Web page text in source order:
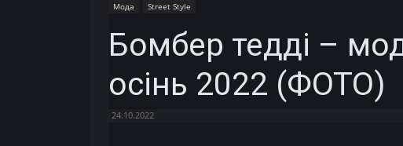
Мода Street Style
Бомбер тедді –
осінь 2022 (ФОТО)
24.10.2022